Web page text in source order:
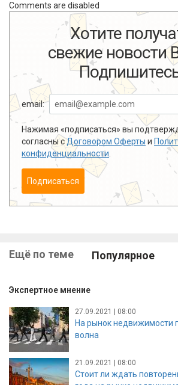
Comments are disabled
Хотите
свежие новости
email:
Нажимая «подписаться» вы
согласны сДоговором Оферты и
конфиденциальности
Подписаться
Ещё по теме Популярное
Экспертное мнение
27.09.2021 | 08:00
На рынок недвижимости
волна
21.09.2021 | 08:00
Стоит ли ждать